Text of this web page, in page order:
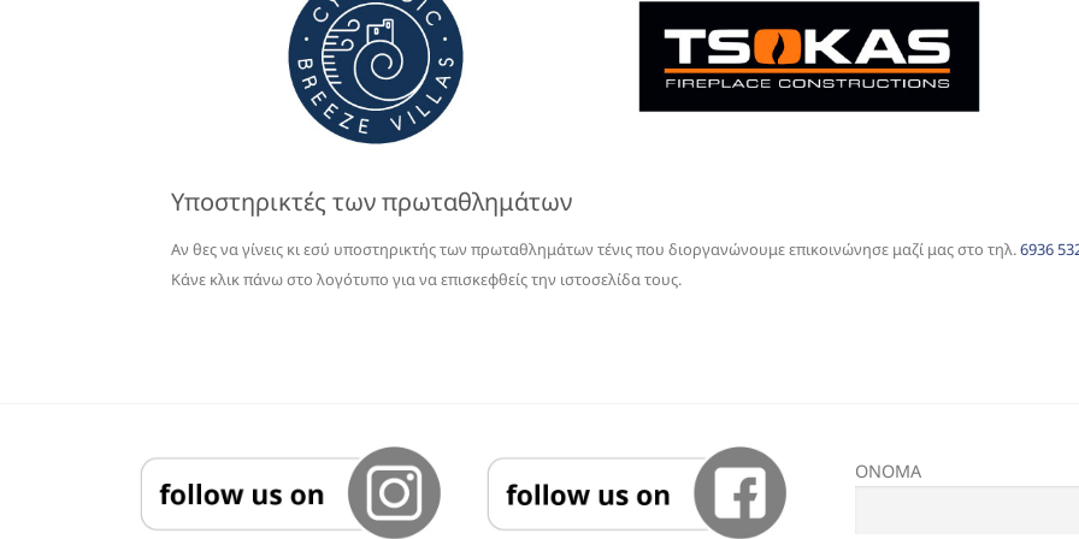
Υποστηρικτές των πρωταθλημάτων
Αν θες να γίνεις κι εσύ υποστηρικτής των πρωταθλημάτων τένις που διοργανώνουμε επικοινώνησε μαζί μας στο τηλ.6936
Κάνε κλικ πάνω στο λογότυπο για να επισκεφθείς την ιστοσελίδα τους.
ΟΝΟΜΑ